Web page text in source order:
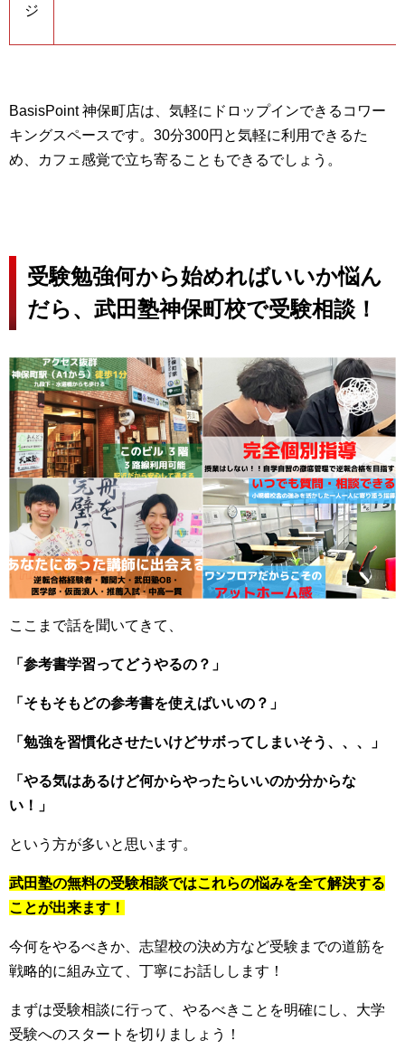
ジ
BasisPoint 神保町店は、気軽にドロップインできるコワー
キングスペースです。30分300円と気軽に利用できるた
め、カフェ感覚で立ち寄ることもできるでしょう。
受験勉強何から始めればいいか悩ん
だら、武田塾神保町校で受験相談！
ここまで話を聞いてきて、
「参考書学習ってどうやるの？」
「そもそもどの参考書を使えばいいの？」
「勉強を習慣化させたいけどサボってしまいそう、、、」
「やる気はあるけど何からやったらいいのか分からな
い！」
という方が多いと思います。
武田塾の無料の受験相談ではこれらの悩みを全て解決する
ことが出来ます！
今何をやるべきか、志望校の決め方など受験までの道筋を
戦略的に組み立て、丁寧にお話しします！
まずは受験相談に行って、やるべきことを明確にし、大学
受験へのスタートを切りましょう！